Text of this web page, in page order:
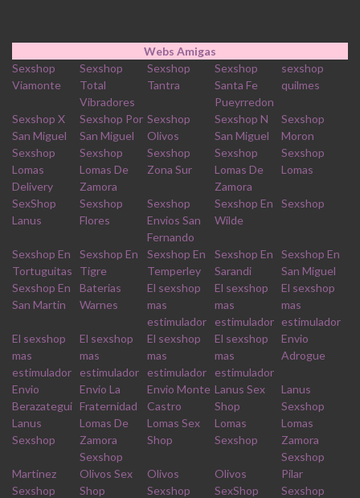
Webs Amigas
Sexshop
Viamonte
Sexshop
Total
Vibradores
Sexshop
Tantra
Sexshop
Santa Fe
Pueyrredon
sexshop
quilmes
Sexshop X
San Miguel
Sexshop Por
San Miguel
Sexshop
Olivos
Sexshop N
San Miguel
Sexshop
Moron
Sexshop
Lomas
Delivery
Sexshop
Lomas De
Zamora
Sexshop
Zona Sur
Sexshop
Lomas De
Zamora
Sexshop
Lomas
SexShop
Lanus
Sexshop
Flores
Sexshop
Envios San
Fernando
Sexshop En
Wilde
Sexshop
Sexshop En
Tortuguitas
Sexshop En
Tigre
Sexshop En
Temperley
Sexshop En
Sarandi
Sexshop En
San Miguel
Sexshop En
San Martin
Baterias
Warnes
El sexshop
mas
estimulador
El sexshop
mas
estimulador
El sexshop
mas
estimulador
El sexshop
mas
estimulador
El sexshop
mas
estimulador
El sexshop
mas
estimulador
El sexshop
mas
estimulador
Envio
Adrogue
Envio
Berazategui
Envio La
Fraternidad
Envio Monte
Castro
Lanus Sex
Shop
Lanus
Sexshop
Lanus
Sexshop
Lomas De
Zamora
Sexshop
Lomas Sex
Shop
Lomas
Sexshop
Lomas
Zamora
Sexshop
Martinez
Sexshop
Olivos Sex
Shop
Olivos
Sexshop
Olivos
SexShop
Pilar
Sexshop